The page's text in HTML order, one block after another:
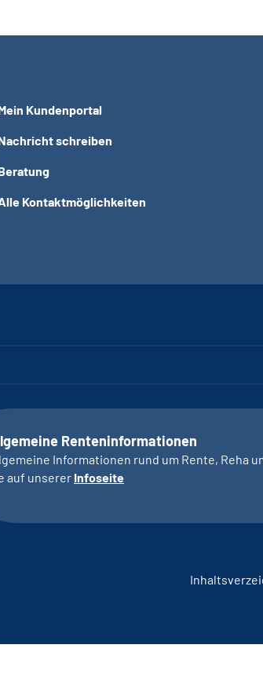
Kundenportal
schreiben
Kontaktmöglichkeiten
Renteninformationen
Informationen rund um Rente, Reha
auf unserer Infoseite